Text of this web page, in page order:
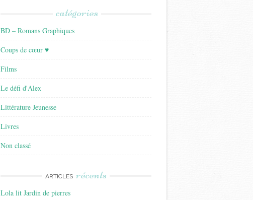
catégories
BD – Romans Graphiques
Coups de cœur ♥
Films
Le défi d'Alex
Littérature Jeunesse
Livres
Non classé
ARTICLES récents
Lola lit Jardin de pierres